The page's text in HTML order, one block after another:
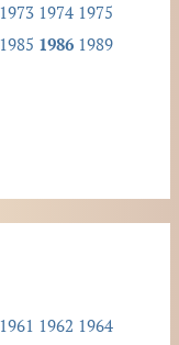
1973 1974 1975
1985 1986 1989
1961 1962 1964